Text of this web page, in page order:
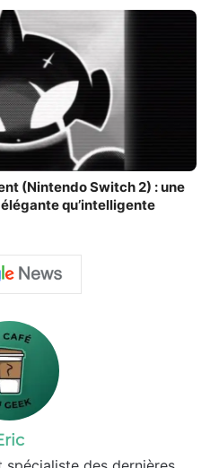
(Nintendo Switch 2) : une
qu’intelligente